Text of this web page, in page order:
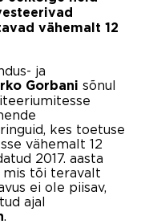
vähemalt 12
ja
Gorbani sõnul
kes toetuse
vähemalt 12
2017. aasta
mis tõi teravalt
ei ole piisav,
ajal
.